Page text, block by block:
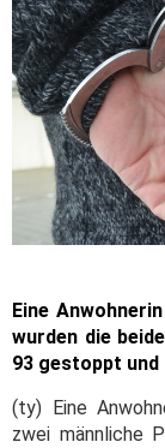
Eine
wurden die
93 gestoppt
(ty) Eine
zwei männliche